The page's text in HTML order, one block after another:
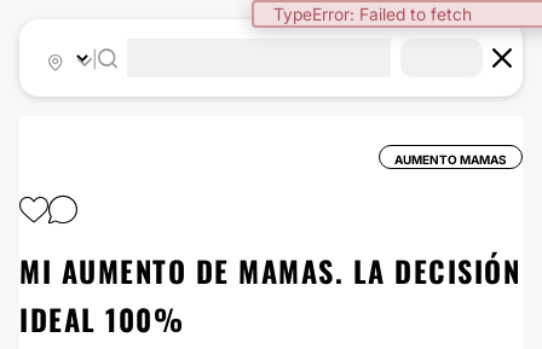
TypeError: Failed to fetch
AUMENTO MAMAS
MI AUMENTO DE MAMAS. LA DECISIÓN
IDEAL 100%